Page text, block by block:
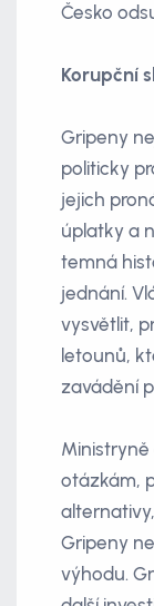
Česko
Korupční
Gripeny
politicky
jejich
úplatky a
temná
jednání.
vysvětlit,
letounů,
zavádění
otázkám,
Gripeny
výhodu.